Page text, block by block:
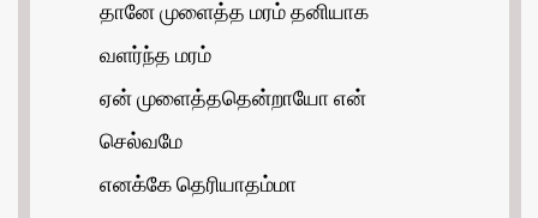
தானே முளைத்த மரம் தனியாக
வளர்ந்த மரம்
ஏன் முளைத்ததென்றாயோ என்
செல்வமே
எனக்கே தெரியாதம்மா